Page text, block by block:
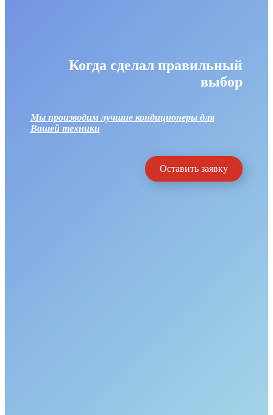
Когда сделал правильный
выбор
Мы производим лучшие кондиционеры для
Вашей техники
Оставить заявку